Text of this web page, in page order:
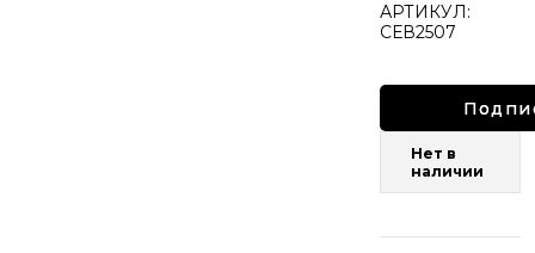
АРТИКУЛ:
СЕВ2507
Нет в
наличии